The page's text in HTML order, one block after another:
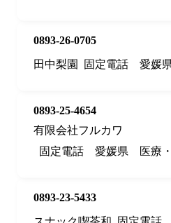
0893-26-0705
田中梨園
固定電話 愛媛
0893-25-4654
有限会社フルカワ
固定電話
愛媛県 医療
0893-23-5433